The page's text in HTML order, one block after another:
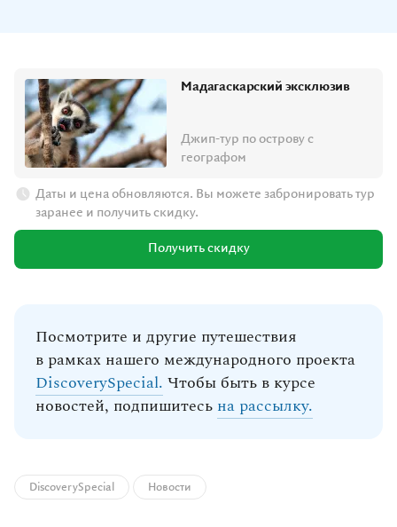
Мадагаскарский эксклюзив
Джип-тур по острову с
географом
Даты и цена обновляются. Вы можете забронировать тур
заранее и получить скидку.
Получить скидку
Посмотрите и другие путешествия
в рамках нашего международного проекта
DiscoverySpecial. Чтобы быть в курсе
новостей, подпишитесь на рассылку.
DiscoverySpecial Новости